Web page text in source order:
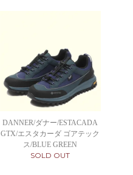
DANNER/ダナー/ESTACADA
GTX/エスタカーダ ゴアテック
ス/BLUE GREEN
SOLD OUT